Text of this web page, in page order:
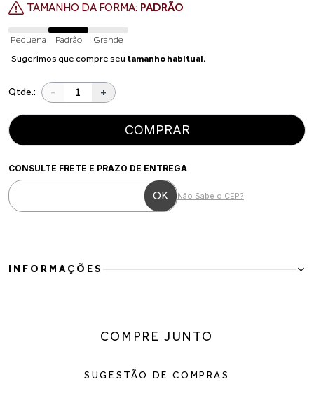
TAMANHO DA FORMA: PADRÃO
Pequena Padrão
Grande
Sugerimos que compre seu tamanho habitual.
Qtde.: - +
COMPRAR
CONSULTE FRETE E PRAZO DE ENTREGA
Não Sabe o CEP?
INFORMAÇÕES
une conforto e estilo em uma proposta acolhedora e versátil. Com
inverno com praticidade.
COMPRE JUNTO
SUGESTÃO DE COMPRAS